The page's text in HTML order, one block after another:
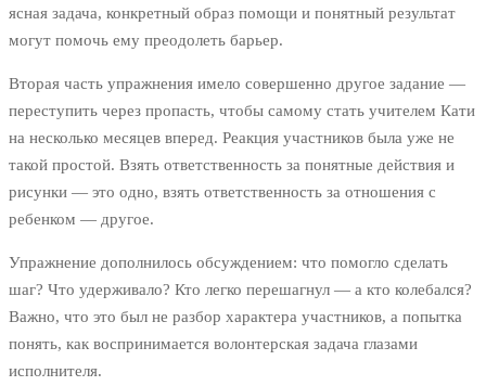
ясная задача, конкретный образ помощи и понятный результат
могут помочь ему преодолеть барьер.
Вторая часть упражнения имело совершенно другое задание —
переступить через пропасть, чтобы самому стать учителем Кати
на несколько месяцев вперед. Реакция участников была уже не
такой простой. Взять ответственность за понятные действия и
рисунки — это одно, взять ответственность за отношения с
ребенком — другое.
Упражнение дополнилось обсуждением: что помогло сделать
шаг? Что удерживало? Кто легко перешагнул — а кто колебался?
Важно, что это был не разбор характера участников, а попытка
понять, как воспринимается волонтерская задача глазами
исполнителя.